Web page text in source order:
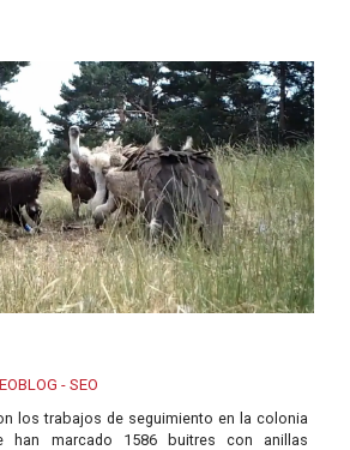
- SEO
los trabajos de seguimiento en la colonia
han marcado 1586 buitres con anillas